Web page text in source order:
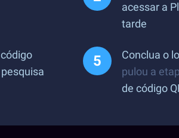
acessar a
tarde
Conclua o
pulou a
de código